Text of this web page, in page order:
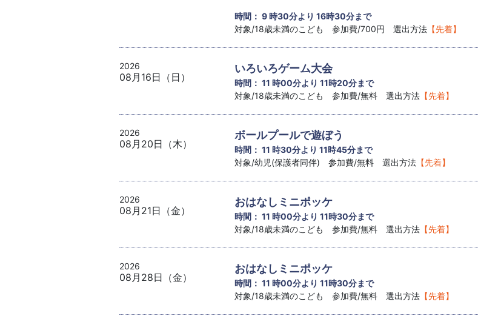
時間： 9 時30分より 16時30分まで
対象/18歳未満のこども 参加費/700円 選出方法 【先着】
2026
08月16日（日）
いろいろゲーム大会
時間： 11 時00分より 11時20分まで
対象/18歳未満のこども 参加費/無料 選出方法 【先着】
2026
08月20日（木）
ボールプールで遊ぼう
時間： 11 時30分より 11時45分まで
対象/幼児(保護者同伴) 参加費/無料 選出方法 【先着】
2026
08月21日（金）
おはなしミニポッケ
時間： 11 時00分より 11時30分まで
対象/18歳未満のこども 参加費/無料 選出方法 【先着】
2026
08月28日（金）
おはなしミニポッケ
時間： 11 時00分より 11時30分まで
対象/18歳未満のこども 参加費/無料 選出方法 【先着】